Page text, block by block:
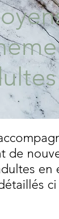
de
en
ci